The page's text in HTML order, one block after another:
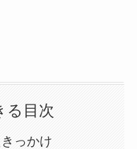
る目次
きっかけ